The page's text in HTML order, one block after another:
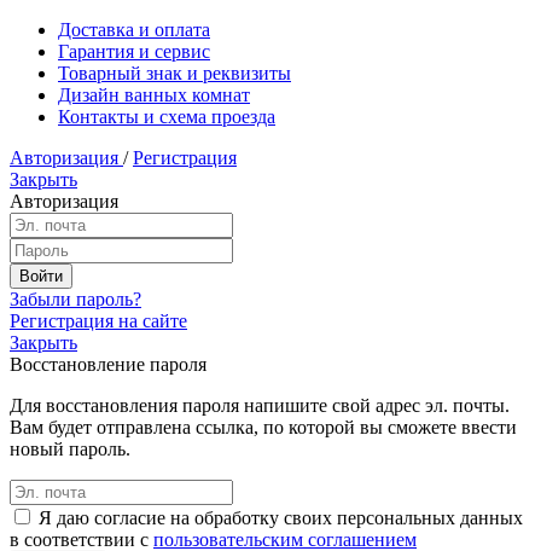
Доставка и оплата
Гарантия и сервис
Товарный знак и реквизиты
Дизайн ванных комнат
Контакты и схема проезда
Авторизация / Регистрация
Закрыть
Авторизация
Забыли пароль?
Регистрация на сайте
Закрыть
Восстановление пароля
Для восстановления пароля напишите свой адрес эл. почты.
Вам будет отправлена ссылка, по которой вы сможете ввести
новый пароль.
Я даю согласие на обработку своих персональных данных
в соответствии с пользовательским соглашением